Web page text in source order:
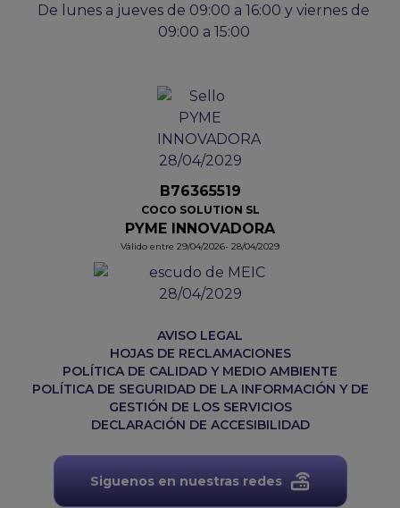
De lunes a jueves de 09:00 a 16:00 y viernes de
09:00 a 15:00
B76365519
COCO SOLUTION SL
PYME INNOVADORA
Válido entre 29/04/2026- 28/04/2029
AVISO LEGAL
HOJAS DE RECLAMACIONES
POLÍTICA DE CALIDAD Y MEDIO AMBIENTE
POLÍTICA DE SEGURIDAD DE LA INFORMACIÓN Y DE
GESTIÓN DE LOS SERVICIOS
DECLARACIÓN DE ACCESIBILIDAD
Siguenos en nuestras redes